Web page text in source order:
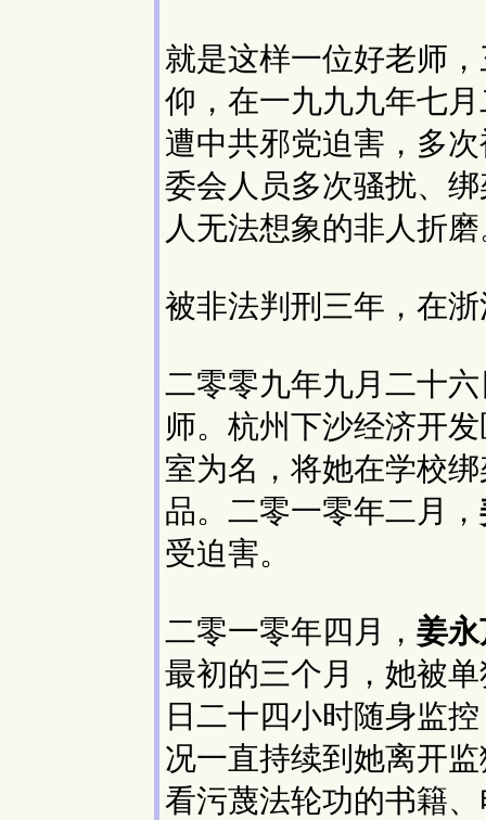
就是这样一位好老师
仰，在一九九九年七
遭中共邪党迫害，多
委会人员多次骚扰、
人无法想象的非人折
被非法判刑三年，在
二零零九年九月二十
师。杭州下沙经济开
室为名，将她在学校
品。二零一零年二月，
受迫害。
二零一零年四月， 姜
最初的三个月，她被
日二十四小时随身监
况一直持续到她离开
看污蔑法轮功的书籍